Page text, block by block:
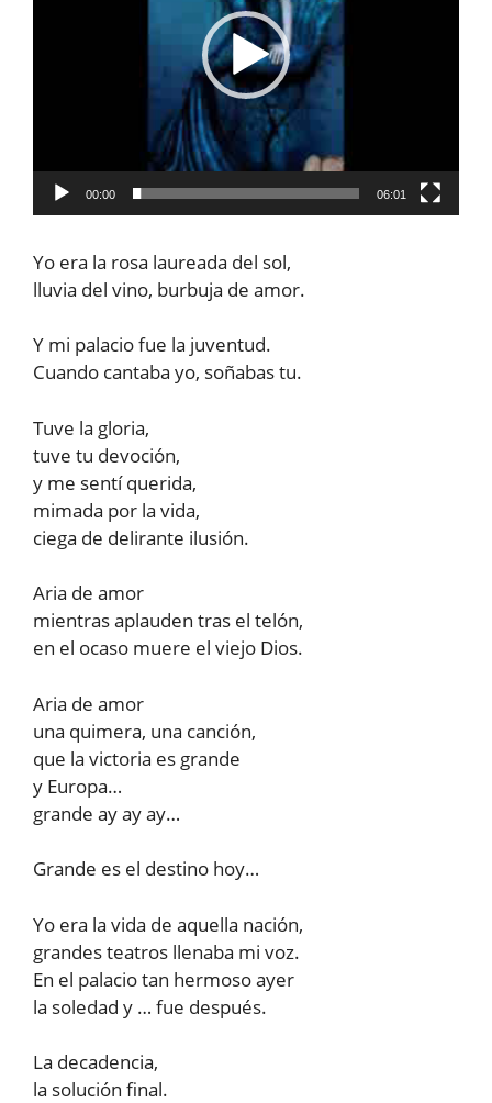
00:00 06:01
Yo era la rosa laureada del sol,
lluvia del vino, burbuja de amor.
Y mi palacio fue la juventud.
Cuando cantaba yo, soñabas tu.
Tuve la gloria,
tuve tu devoción,
y me sentí querida,
mimada por la vida,
ciega de delirante ilusión.
Aria de amor
mientras aplauden tras el telón,
en el ocaso muere el viejo Dios.
Aria de amor
una quimera, una canción,
que la victoria es grande
y Europa…
grande ay ay ay…
Grande es el destino hoy…
Yo era la vida de aquella nación,
grandes teatros llenaba mi voz.
En el palacio tan hermoso ayer
la soledad y … fue después.
La decadencia,
la solución final.